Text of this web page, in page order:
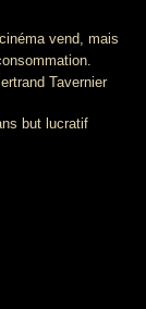
vend, mais
Tavernier
but lucratif